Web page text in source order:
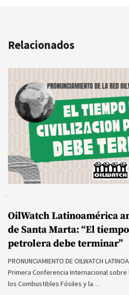
Relacionados
OilWatch Latinoamérica
de Santa Marta: “El
petrolera debe terminar”
PRONUNCIAMIENTO DE OILWATCH
Primera Conferencia Internacional sobre
los Combustibles Fósiles y la…